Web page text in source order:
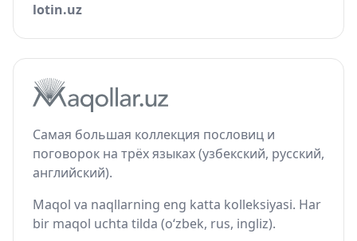
lotin.uz
Самая большая коллекция пословиц и
поговорок на трёх языках (узбекский, русский,
английский).
Maqol va naqllarning eng katta kolleksiyasi. Har
bir maqol uchta tilda (o‘zbek, rus, ingliz).